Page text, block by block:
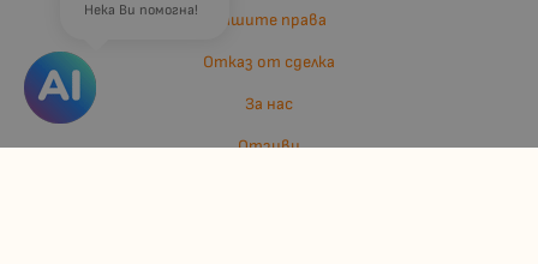
Вашите права
Отказ от сделка
За нас
Отзиви
Нека Ви помогна!